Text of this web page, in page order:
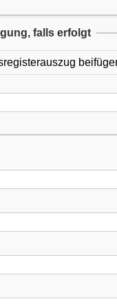
falls erfolgt